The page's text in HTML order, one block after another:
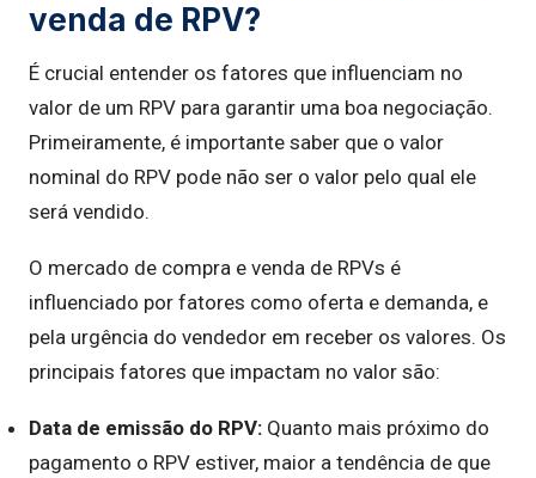
venda de RPV?
É crucial entender os fatores que influenciam no
valor de um RPV para garantir uma boa negociação.
Primeiramente, é importante saber que o valor
nominal do RPV pode não ser o valor pelo qual ele
será vendido.
O mercado de compra e venda de RPVs é
influenciado por fatores como oferta e demanda, e
pela urgência do vendedor em receber os valores. Os
principais fatores que impactam no valor são:
Data de emissão do RPV: Quanto mais próximo do
pagamento o RPV estiver, maior a tendência de que